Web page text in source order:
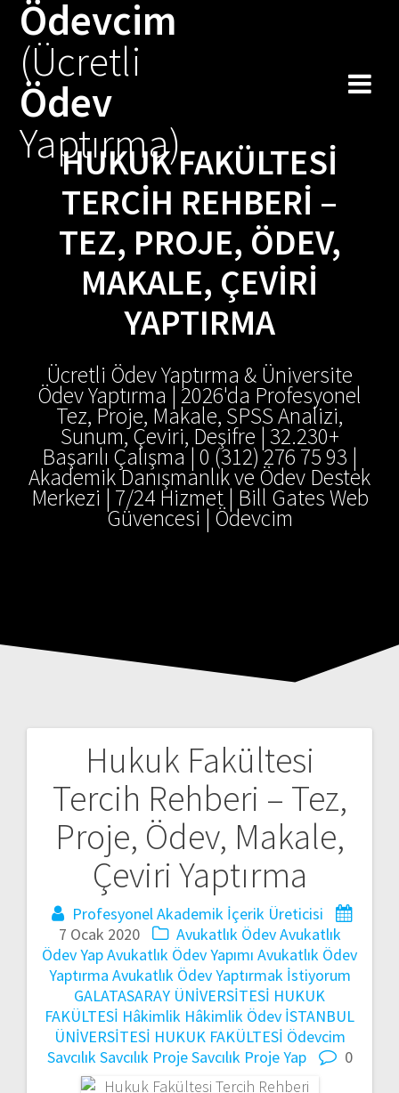
Ödevcim
(Ücretli
Ödev
Yaptırma)
HUKUK FAKÜLTESI
TERCIH REHBERI –
TEZ, PROJE, ÖDEV,
MAKALE, ÇEVIRI
YAPTIRMA
Ücretli Ödev Yaptırma & Üniversite
Ödev Yaptırma | 2026'da Profesyonel
Tez, Proje, Makale, SPSS Analizi,
Sunum, Çeviri, Deşifre | 32.230+
Başarılı Çalışma | 0 (312) 276 75 93 |
Akademik Danışmanlık ve Ödev Destek
Merkezi | 7/24 Hizmet | Bill Gates Web
Güvencesi | Ödevcim
Hukuk Fakültesi
Tercih Rehberi – Tez,
Proje, Ödev, Makale,
Çeviri Yaptırma
Profesyonel Akademik İçerik Üreticisi
7 Ocak 2020
Avukatlık ÖdevAvukatlık
Ödev YapAvukatlık Ödev Yapımı Avukatlık Ödev
Yaptırma Avukatlık Ödev Yaptırmak İstiyorum
GALATASARAY ÜNİVERSİTESİ HUKUK
FAKÜLTESİ Hâkimlik Hâkimlik Ödev İSTANBUL
ÜNİVERSİTESİ HUKUK FAKÜLTESİ Ödevcim
SavcılıkSavcılık ProjeSavcılık Proje Yap 0
gezinmesi